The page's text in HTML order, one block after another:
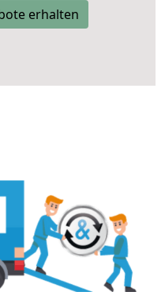
erhalten